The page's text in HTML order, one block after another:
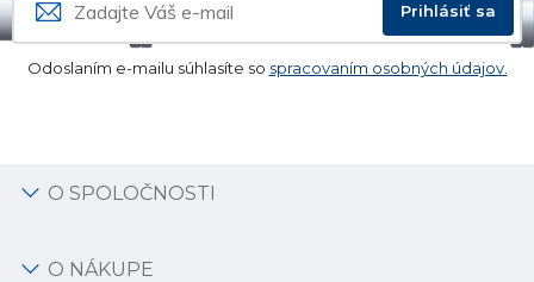
Prihlásiť sa
Odoslaním e-mailu súhlasíte so spracovaním osobných údajov.
O SPOLOČNOSTI
O NÁKUPE